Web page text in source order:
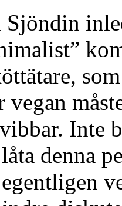
vegan
Inte
denna